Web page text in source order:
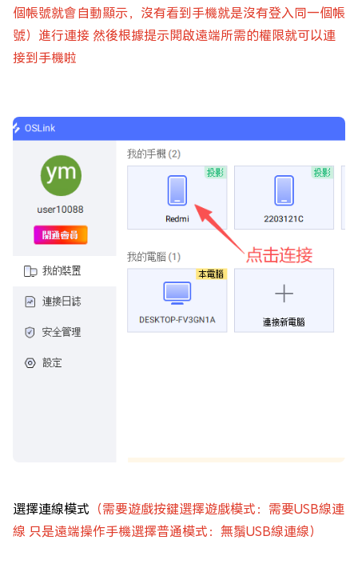
個帳號就會自動顯示，沒有看到手機就是沒有登入同一個帳
號）進行連接 然後根據提示開啟遠端所需的權限就可以連
接到手機啦
選擇連線模式 （需要遊戲按鍵選擇遊戲模式：需要USB線連
線 只是遠端操作手機選擇普通模式：無鬚USB線連線）